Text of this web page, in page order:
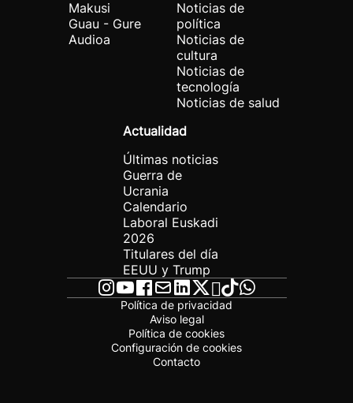
Makusi
Guau - Gure
Audioa
Noticias de
política
Noticias de
cultura
Noticias de
tecnología
Noticias de salud
Actualidad
Últimas noticias
Guerra de
Ucrania
Calendario
Laboral Euskadi
2026
Titulares del día
EEUU y Trump
Política de privacidad
Aviso legal
Política de cookies
Configuración de cookies
Contacto